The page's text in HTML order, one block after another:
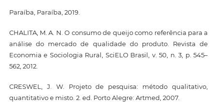
Paraíba, Paraíba, 2019.
CHALITA, M. A. N. O consumo de queijo como referência para a
análise do mercado de qualidade do produto. Revista de
Economia e Sociologia Rural, SciELO Brasil, v. 50, n. 3, p. 545–
562, 2012.
CRESWEL, J. W. Projeto de pesquisa: método qualitativo,
quantitativo e misto. 2. ed. Porto Alegre: Artmed, 2007.